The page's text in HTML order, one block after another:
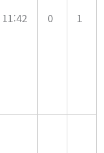
11:42 0 1